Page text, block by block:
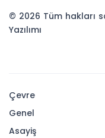
© 2026 Tüm hakları
Yazılımı
Çevre
Genel
Asayiş